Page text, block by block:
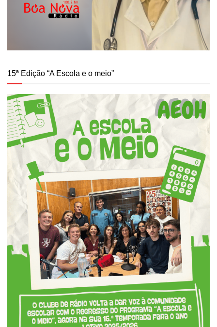
15ª Edição “A Escola e o meio”